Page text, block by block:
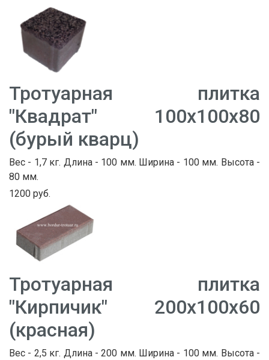
Тротуарная плитка
"Квадрат" 100х100х80
(бурый кварц)
Вес - 1,7 кг. Длина - 100 мм. Ширина - 100 мм. Высота -
80 мм.
1200 руб.
Тротуарная плитка
"Кирпичик" 200х100х60
(красная)
Вес - 2,5 кг. Длина - 200 мм. Ширина - 100 мм. Высота -